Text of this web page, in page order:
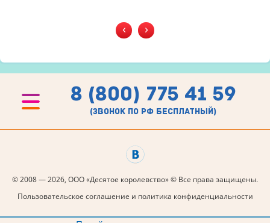
‹ ›
8 (800) 775 41 59
(звонок по рф бесплатный)
© 2008 — 2026, ООО «Десятое королевство» © Все права защищены.
Пользовательское соглашение и политика конфиденциальности